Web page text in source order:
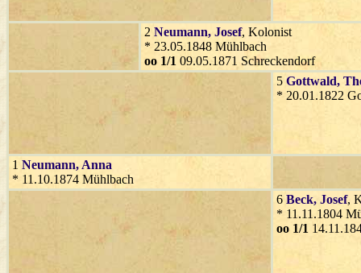
2 Neumann, Josef, Kolonist
* 23.05.1848 Mühlbach
oo 1/1 09.05.1871 Schreckendorf
5 Gottwald,
* 20.01.1822
1 Neumann, Anna
* 11.10.1874 Mühlbach
6 Beck, Josef,
* 11.11.1804
oo 1/1